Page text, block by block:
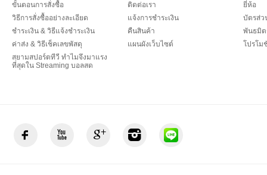
ขั้นตอนการสั่งซื้อ
วิธีการสั่งซื้ออย่างละเอียด
ชำระเงิน & วิธีแจ้งชำระเงิน
ค่าส่ง & วิธีเช็คเลขพัสดุ
สยามสปอร์ตทีวี ทำไมจึงมาแรง
ที่สุดใน Streaming บอลสด
ติดต่อเรา
แจ้งการชำระเงิน
คืนสินค้า
แผนผังเว็บไซต์
ยี่ห้อ
บัตรส่ว
พันธมิต
โปรโม